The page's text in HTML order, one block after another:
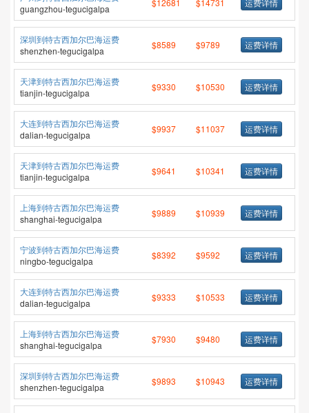
guangzhou-tegucigalpa
$12681 $14731 运费详情
深圳到特古西加尔巴海运费
shenzhen-tegucigalpa
$8589 $9789 运费详情
天津到特古西加尔巴海运费
tianjin-tegucigalpa
$9330 $10530 运费详情
大连到特古西加尔巴海运费
dalian-tegucigalpa
$9937 $11037 运费详情
天津到特古西加尔巴海运费
tianjin-tegucigalpa
$9641 $10341 运费详情
上海到特古西加尔巴海运费
shanghai-tegucigalpa
$9889 $10939 运费详情
宁波到特古西加尔巴海运费
ningbo-tegucigalpa
$8392 $9592 运费详情
大连到特古西加尔巴海运费
dalian-tegucigalpa
$9333 $10533 运费详情
上海到特古西加尔巴海运费
shanghai-tegucigalpa
$7930 $9480 运费详情
深圳到特古西加尔巴海运费
shenzhen-tegucigalpa
$9893 $10943 运费详情